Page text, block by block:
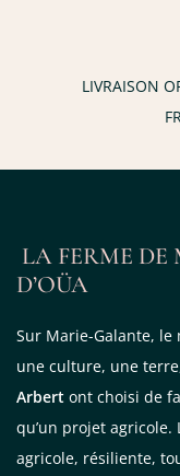
LIVRAISON
LA FERME
D’OÜA
Sur Marie-Galante, le
une culture, une
Arbert ont choisi de
qu’un projet
agricole, résiliente,